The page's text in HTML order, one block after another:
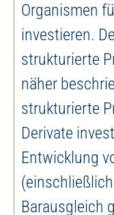
Organismen
investieren.
strukturierte
näher
strukturierte
Derivate
Entwicklung
Barausgleich